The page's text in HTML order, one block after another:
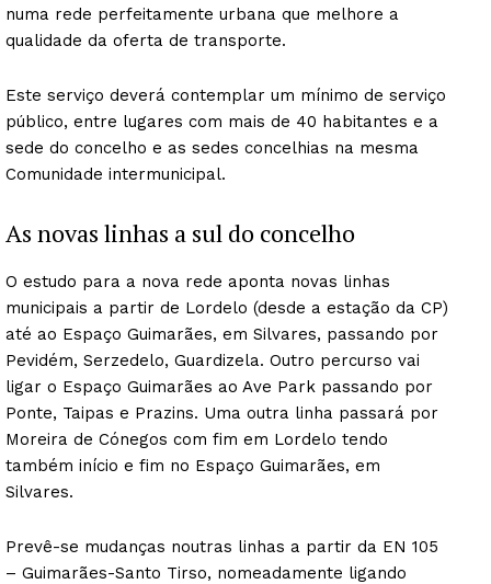
numa rede perfeitamente urbana que melhore a
qualidade da oferta de transporte.
Este serviço deverá contemplar um mínimo de serviço
público, entre lugares com mais de 40 habitantes e a
sede do concelho e as sedes concelhias na mesma
Comunidade intermunicipal.
As novas linhas a sul do concelho
O estudo para a nova rede aponta novas linhas
municipais a partir de Lordelo (desde a estação da CP)
até ao Espaço Guimarães, em Silvares, passando por
Pevidém, Serzedelo, Guardizela. Outro percurso vai
ligar o Espaço Guimarães ao Ave Park passando por
Ponte, Taipas e Prazins. Uma outra linha passará por
Moreira de Cónegos com fim em Lordelo tendo
também início e fim no Espaço Guimarães, em
Silvares.
Prevê-se mudanças noutras linhas a partir da EN 105
– Guimarães-Santo Tirso, nomeadamente ligando